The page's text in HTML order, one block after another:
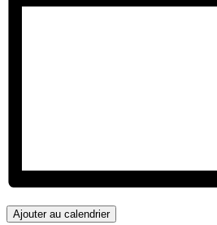
Ajouter au calendrier